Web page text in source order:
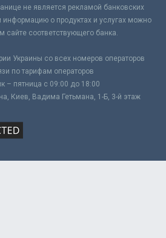
не является рекламой банковских
информацию о продуктах и услугах можно
сайте соответствующего банка.
Украины со всех номеров операторов
по тарифам операторов
– пятница с 09:00 до 18:00
Киев, Вадима Гетьмана, 1-Б, 3-й этаж